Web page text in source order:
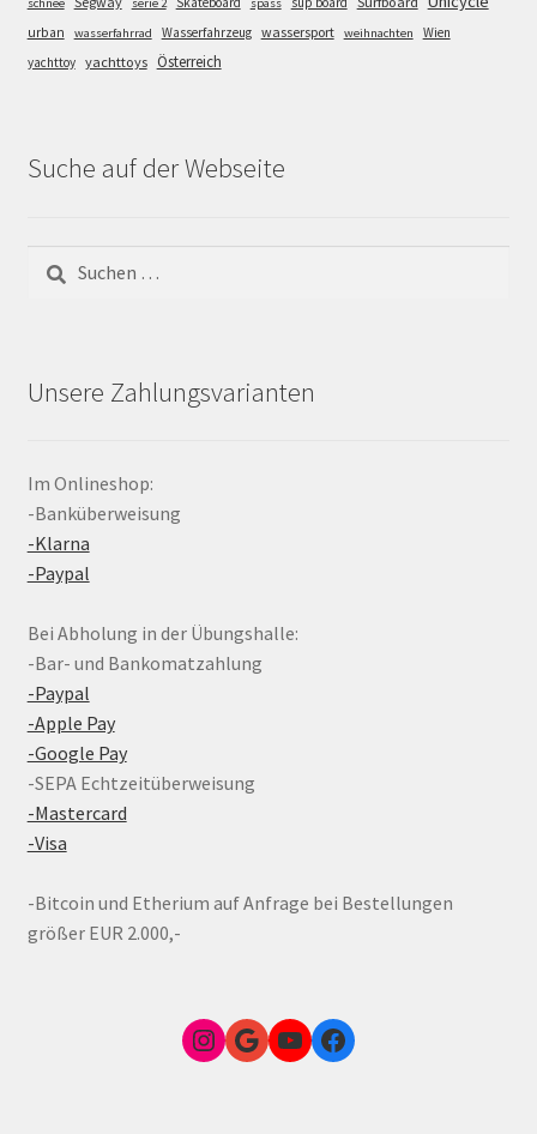
schnee serie 2 spass
urban wasserfahrrad Wasserfahrzeug wassersport weihnachten
Wien
yachttoy yachttoys Österreich
Suche auf der Webseite
nach:
Unsere Zahlungsvarianten
Im Onlineshop:
-Banküberweisung
-Klarna
-Paypal
Bei Abholung in der Übungshalle:
-Bar- und Bankomatzahlung
-Paypal
-Apple Pay
-Google Pay
-SEPA Echtzeitüberweisung
-Mastercard
-Visa
-Bitcoin und Etherium auf Anfrage bei Bestellungen
größer EUR 2.000,-
Instagram
Google Link zum FunShop WienYouTubeFacebook